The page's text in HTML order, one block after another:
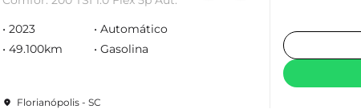
2023
Automático
49.100km
Gasolina
Florianópolis - SC